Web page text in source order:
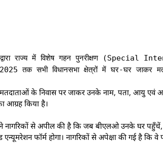
द्वारा राज्य में विशेष गहन पुनरीक्षण (Special
तक सभी विधानसभा क्षेत्रों में घर-घर जाकर
के निवास पर जाकर उनके नाम, पता, आयु एवं
आग्रह किया है।
ने नागरिकों से अपील की है कि जब बीएलओ उनके घर
फॉर्म होगा। नागरिकों से अपेक्षा की गई है कि